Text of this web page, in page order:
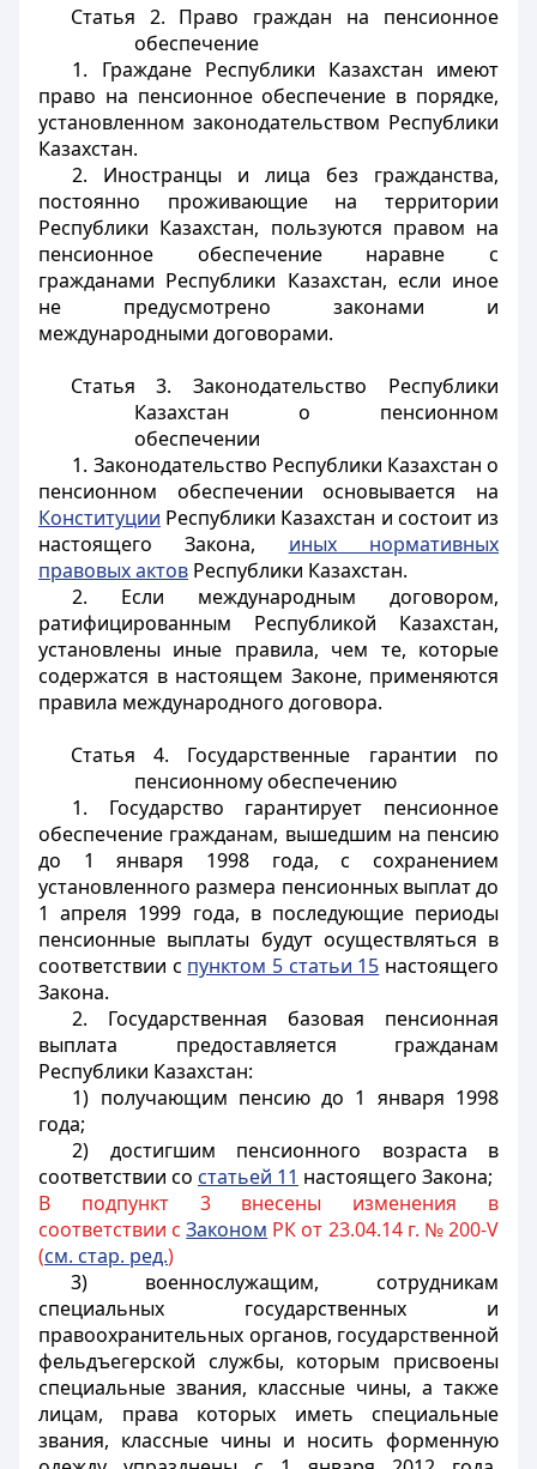
Статья 2. Право граждан на пенсионное
обеспечение
1. Граждане Республики Казахстан имеют
право на пенсионное обеспечение в порядке,
установленном законодательством Республики
Казахстан.
2. Иностранцы и лица без гражданства,
постоянно проживающие на территории
Республики Казахстан, пользуются правом на
пенсионное обеспечение наравне с
гражданами Республики Казахстан, если иное
не предусмотрено законами и
международными договорами.
Статья 3. Законодательство Республики
Казахстан о пенсионном
обеспечении
1. Законодательство Республики Казахстан о
пенсионном обеспечении основывается на
Конституции Республики Казахстан и состоит из
настоящего Закона, иных нормативных
правовых актов Республики Казахстан.
2. Если международным договором,
ратифицированным Республикой Казахстан,
установлены иные правила, чем те, которые
содержатся в настоящем Законе, применяются
правила международного договора.
Статья 4. Государственные гарантии по
пенсионному обеспечению
1. Государство гарантирует пенсионное
обеспечение гражданам, вышедшим на пенсию
до 1 января 1998 года, с сохранением
установленного размера пенсионных выплат до
1 апреля 1999 года, в последующие периоды
пенсионные выплаты будут осуществляться в
соответствии с пунктом 5 статьи 15 настоящего
Закона.
2. Государственная базовая пенсионная
выплата предоставляется гражданам
Республики Казахстан:
1) получающим пенсию до 1 января 1998
года;
2) достигшим пенсионного возраста в
соответствии со статьей 11 настоящего Закона;
В подпункт 3 внесены изменения в
соответствии сЗаконом РК от 23.04.14 г. № 200-V
(см. стар. ред.)
3) военнослужащим, сотрудникам
специальных государственных и
правоохранительных органов, государственной
фельдъегерской службы, которым присвоены
специальные звания, классные чины, а также
лицам, права которых иметь специальные
звания, классные чины и носить форменную